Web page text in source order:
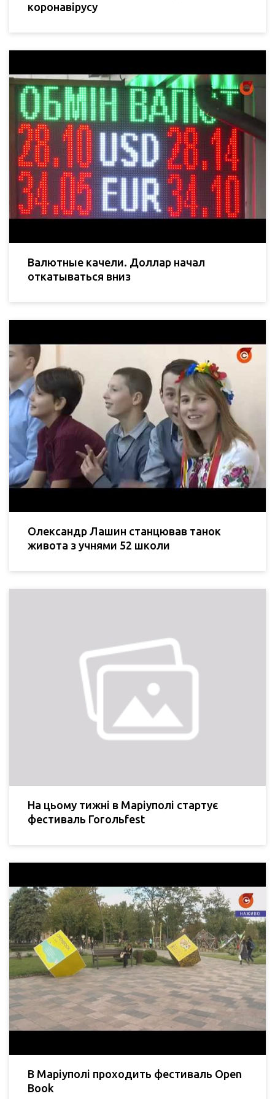
коронавірусу
Валютные качели. Доллар начал
откатываться вниз
Олександр Лашин станцював танок
живота з учнями 52 школи
На цьому тижні в Маріуполі стартує
фестиваль Гогольfest
В Маріуполі проходить фестиваль Open
Book